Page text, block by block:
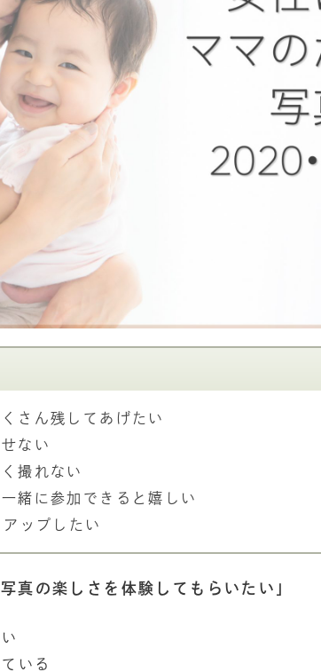
さん残してあげたい
ない
撮れない
緒に参加できると嬉しい
ップしたい
真の楽しさを体験してもらいたい」
いる